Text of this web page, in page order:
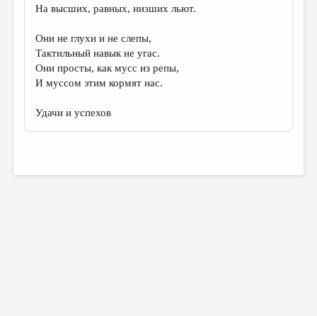
На высших, равных, низших льют.
Они не глухи и не слепы,
Тактильный навык не угас.
Они просты, как мусс из репы,
И муссом этим кормят нас.
Удачи и успехов